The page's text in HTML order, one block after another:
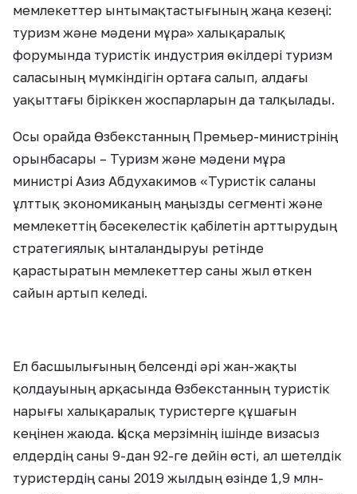
мемлекеттер ынтымақтастығының жаңа кезеңі:
туризм және мәдени мұра» халықаралық
форумында туристік индустрия өкілдері туризм
саласының мүмкіндігін ортаға салып, алдағы
уақыттағы біріккен жоспарларын да талқылады.
Осы орайда Өзбекстанның Премьер-министрінің
орынбасары – Туризм және мәдени мұра
министрі Азиз Абдухакимов «Туристік саланы
ұлттық экономиканың маңызды сегменті және
мемлекеттің бәсекелестік қабілетін арттырудың
стратегиялық ынталандыруы ретінде
қарастыратын мемлекеттер саны жыл өткен
сайын артып келеді.
Ел басшылығының белсенді әрі жан-жақты
қолдауының арқасында Өзбекстанның туристік
нарығы халықаралық туристерге құшағын
кеңінен жаюда. Қысқа мерзімнің ішінде визасыз
елдердің саны 9-дан 92-ге дейін өсті, ал шетелдік
туристердің саны 2019 жылдың өзінде 1,9 млн-